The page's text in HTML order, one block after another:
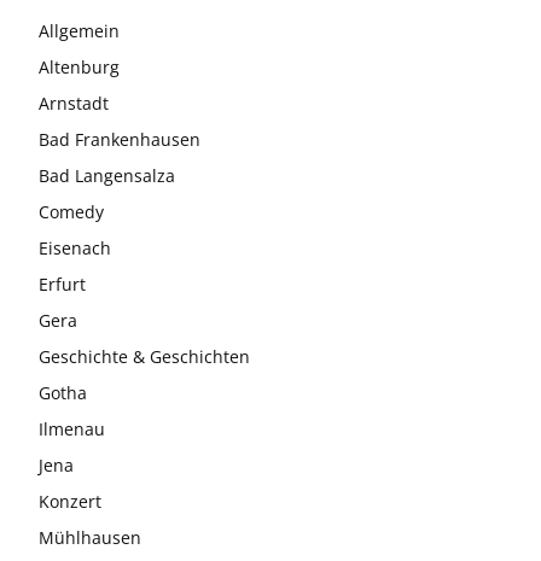
Allgemein
Altenburg
Arnstadt
Bad Frankenhausen
Bad Langensalza
Comedy
Eisenach
Erfurt
Gera
Geschichte & Geschichten
Gotha
Ilmenau
Jena
Konzert
Mühlhausen